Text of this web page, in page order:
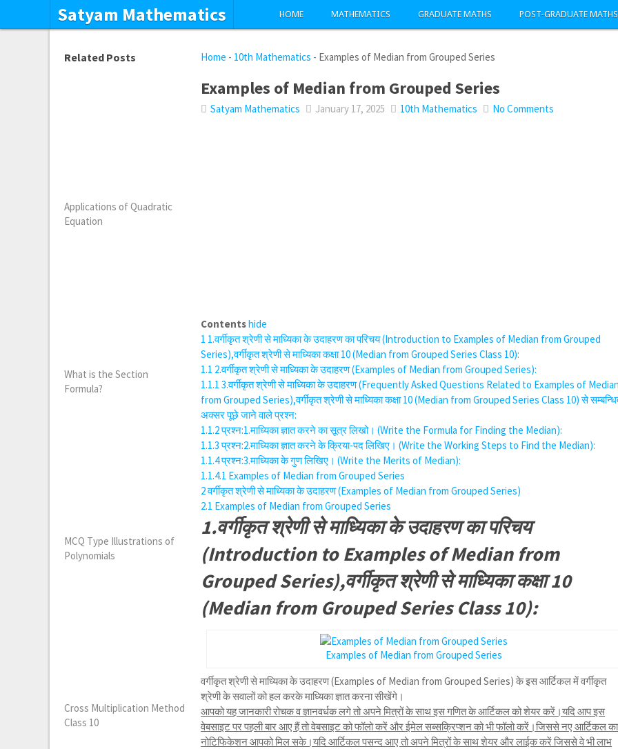
Satyam Mathematics HOME MATHEMATICS GRADUATE MATHS POST-GRADUATE MATHS
Home - 10th Mathematics - Examples of Median from Grouped Series
Examples of Median from Grouped Series
Satyam Mathematics January 17, 2025 10th Mathematics No Comments
Contentshide
1 1.वर्गीकृत श्रेणी से माध्यिका के उदाहरण का परिचय (Introduction to Examples of Median from Grouped
Series),वर्गीकृत श्रेणी से माध्यिका कक्षा 10 (Median from Grouped Series Class 10):
1.1 2.वर्गीकृत श्रेणी से माध्यिका के उदाहरण (Examples of Median from Grouped Series):
1.1.1 3.वर्गीकृत श्रेणी से माध्यिका के उदाहरण (Frequently Asked Questions Related to Examples of
from Grouped Series),वर्गीकृत श्रेणी से माध्यिका कक्षा 10 (Median from Grouped Series Class 10) से
अक्सर पूछे जाने वाले प्रश्न:
1.1.2प्रश्न:1.माध्यिका ज्ञात करने का सूत्र लिखो। (Write the Formula for Finding the Median):
1.1.3 प्रश्न:2.माध्यिका ज्ञात करने के क्रिया-पद लिखिए। (Write the Working Steps to Find the Median):
1.1.4प्रश्न:3.माध्यिका के गुण लिखिए। (Write the Merits of Median):
1.1.4.1 Examples of Median from Grouped Series
2वर्गीकृत श्रेणी से माध्यिका के उदाहरण (Examples of Median from Grouped Series)
2.1 Examples of Median from Grouped Series
1.वर्गीकृत श्रेणी से माध्यिका के उदाहरण का परिचय
(Introduction to Examples of Median from
Grouped Series),वर्गीकृत श्रेणी से माध्यिका कक्षा 10
(Median from Grouped Series Class 10):
Examples of Median from Grouped Series
वर्गीकृत श्रेणी से माध्यिका के उदाहरण (Examples of Median from Grouped Series) के इस आर्टिकल में वर्गीकृत
श्रेणी के सवालों को हल करके माध्यिका ज्ञात करना सीखेंगे।
आपको यह जानकारी रोचक व ज्ञानवर्धक लगे तो अपने मित्रों के साथ इस गणित के आर्टिकल को शेयर करें।यदि आप इस
वेबसाइट पर पहली बार आए हैं तो वेबसाइट को फॉलो करें और ईमेल सब्सक्रिप्शन को भी फॉलो करें।जिससे नए आर्टिकल का
नोटिफिकेशन आपको मिल सके।यदि आर्टिकल पसन्द आए तो अपने मित्रों के साथ शेयर और लाईक करें जिससे वे भी लाभ
Related Posts
Applications of Quadratic
Equation
What is the Section
Formula?
MCQ Type Illustrations of
Polynomials
Cross Multiplication Method
Class 10